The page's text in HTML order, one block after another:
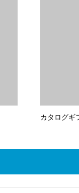
カタログギ